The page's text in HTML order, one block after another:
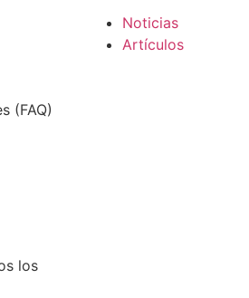
(FAQ)
Noticias
Artículos
los